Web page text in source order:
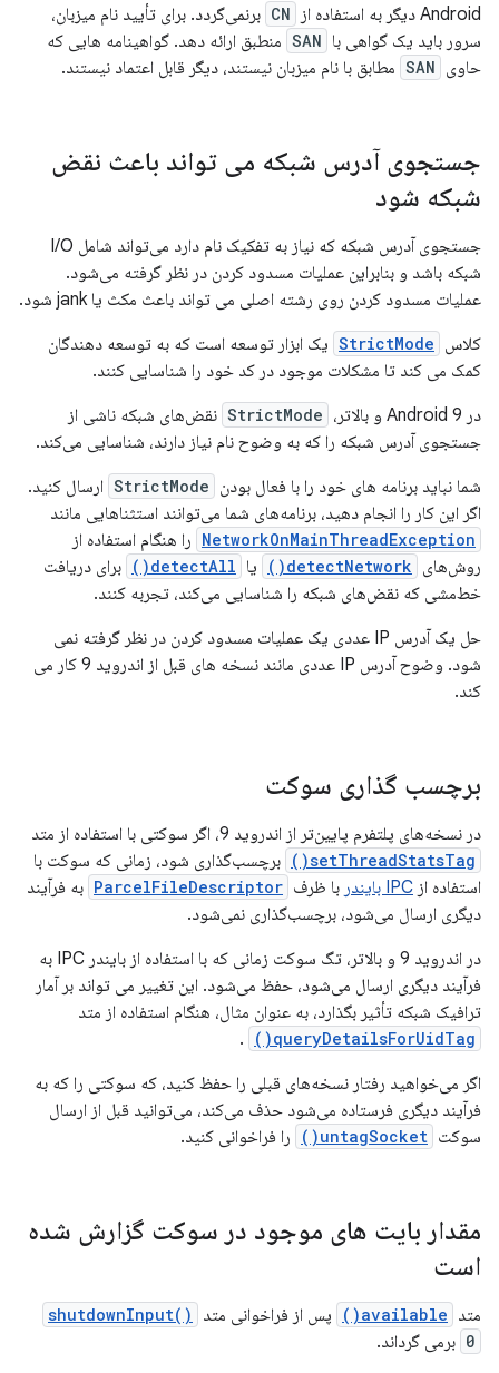
Android دیگر به استفاده از CN برنمی‌گردد. برای تأیید نام میزبان،
سرور باید یک گواهی با SAN منطبق ارائه دهد. گواهینامه هایی که
حاوی SAN مطابق با نام میزبان نیستند، دیگر قابل اعتماد نیستند.
جستجوی آدرس شبکه می تواند باعث نقض
شبکه شود
جستجوی آدرس شبکه که نیاز به تفکیک نام دارد می‌تواند شامل I/O
شبکه باشد و بنابراین عملیات مسدود کردن در نظر گرفته می‌شود.
عملیات مسدود کردن روی رشته اصلی می تواند باعث مکث یا jank شود.
کلاس StrictMode یک ابزار توسعه است که به توسعه دهندگان
کمک می کند تا مشکلات موجود در کد خود را شناسایی کنند.
در Android 9 و بالاتر،
StrictMode نقض‌های شبکه ناشی از
جستجوی آدرس شبکه را که به وضوح نام نیاز دارند، شناسایی می‌کند.
شما نباید برنامه های خود را با فعال بودن StrictMode ارسال کنید.
اگر این کار را انجام دهید، برنامه‌های شما می‌توانند استثناهایی مانند
NetworkOnMainThreadException را هنگام استفاده از
روش‌های detectNetwork() یا detectAll()
برای دریافت
خط‌مشی که نقض‌های شبکه را شناسایی می‌کند، تجربه کنند.
حل یک آدرس IP عددی یک عملیات مسدود کردن در نظر گرفته نمی
شود. وضوح آدرس IP عددی مانند نسخه های قبل از اندروید 9 کار می
کند.
برچسب گذاری سوکت
در نسخه‌های پلتفرم پایین‌تر از اندروید 9، اگر سوکتی با استفاده از متد
setThreadStatsTag()
برچسب‌گذاری شود، زمانی که سوکت با
استفاده از IPC بایندر با ظرف ParcelFileDescriptor به فرآیند
دیگری ارسال می‌شود، برچسب‌گذاری نمی‌شود.
در اندروید 9 و بالاتر، تگ سوکت زمانی که با استفاده از بایندر IPC به
فرآیند دیگری ارسال می‌شود، حفظ می‌شود. این تغییر می تواند بر آمار
ترافیک شبکه تأثیر بگذارد، به عنوان مثال، هنگام استفاده از متد
queryDetailsForUidTag()
.
اگر می‌خواهید رفتار نسخه‌های قبلی را حفظ کنید، که سوکتی را که به
فرآیند دیگری فرستاده می‌شود حذف می‌کند، می‌توانید قبل از ارسال
سوکت untagSocket() را فراخوانی کنید.
مقدار بایت های موجود در سوکت گزارش شده
است
متد available() پس از فراخوانی متد
shutdownInput()
0 برمی گرداند.